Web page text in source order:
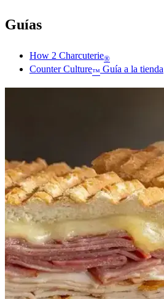
Guías
How 2 Charcuterie®
Counter Culture™ Guía a la tienda